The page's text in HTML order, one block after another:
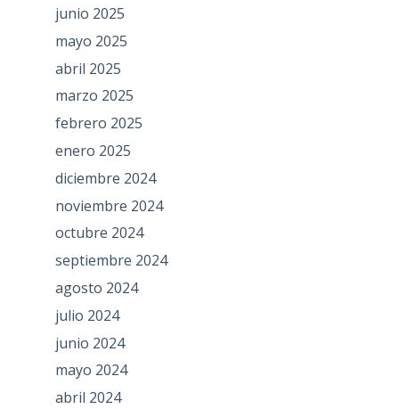
junio 2025
mayo 2025
abril 2025
marzo 2025
febrero 2025
enero 2025
diciembre 2024
noviembre 2024
octubre 2024
septiembre 2024
agosto 2024
julio 2024
junio 2024
mayo 2024
abril 2024